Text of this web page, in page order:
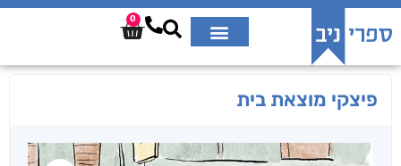
0
פיצקי מוצאת בית